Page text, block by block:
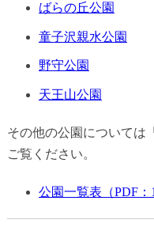
ばらの丘公園
童子沢親水公園
野守公園
天王山公園
その他の公園については「
ご覧ください。
公園一覧表（PDF：